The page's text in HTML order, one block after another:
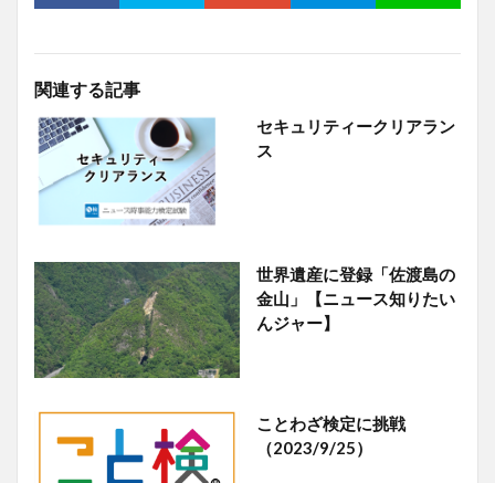
関連する記事
セキュリティークリアラン
ス
世界遺産に登録「佐渡島の
金山」【ニュース知りたい
んジャー】
ことわざ検定に挑戦
（2023/9/25）